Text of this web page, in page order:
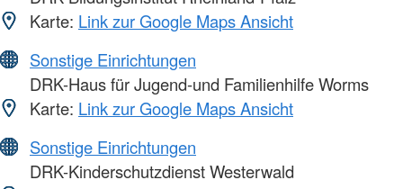
Karte: Link zur Google Maps Ansicht
Sonstige Einrichtungen
DRK-Haus für Jugend-und Familienhilfe Worms
Karte: Link zur Google Maps Ansicht
Sonstige Einrichtungen
DRK-Kinderschutzdienst Westerwald